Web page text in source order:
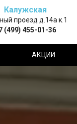
Калужская
проезд д.14а к.1
(499) 455-01-36
АКЦИИ